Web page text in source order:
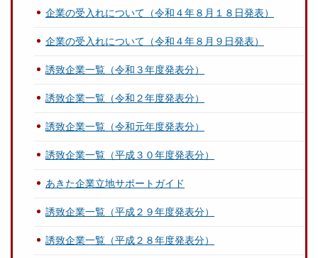
企業の受入れについて（令和４年８月１８日発表）
企業の受入れについて（令和４年８月９日発表）
誘致企業一覧（令和３年度発表分）
誘致企業一覧（令和２年度発表分）
誘致企業一覧（令和元年度発表分）
誘致企業一覧（平成３０年度発表分）
あきた企業立地サポートガイド
誘致企業一覧（平成２９年度発表分）
誘致企業一覧（平成２８年度発表分）